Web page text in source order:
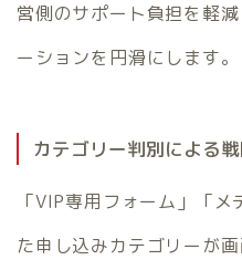
営側のサポート負担を軽
ーションを円滑にします。
カテゴリー判別による
「VIP専用フォーム」「
た申し込みカテゴリーが